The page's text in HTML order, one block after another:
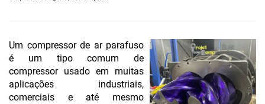
Um compressor de ar parafuso
é um tipo comum de
compressor usado em muitas
aplicações industriais,
comerciais e até mesmo